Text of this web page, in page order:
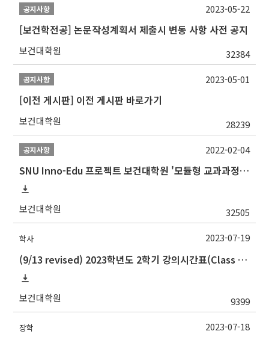
공지사항
[보건학전공] 논문작성계획서 제출시 변동 사항 사전 공지
보건대학원 32384
2023-05-22
공지사항
[이전 게시판] 이전 게시판 바로가기
보건대학원 28239
2023-05-01
공지사항
SNU Inno-Edu 프로젝트 보건대학원 '모듈형 교과과정' 안내(revised 2022/2/28)
보건대학원 32505
2022-02-04
학사
(9/13 revised) 2023학년도 2학기 강의시간표(Class schedule, 2023 Fall semester)
보건대학원 9399
2023-07-19
장학 2023-07-18